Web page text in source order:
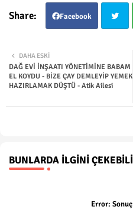
Facebook
ter
DAHA ESKI
DAĞ EVİ İNŞAATI YÖNETİMİNE BABAM
EL KOYDU - BİZE ÇAY DEMLEYİP YEMEK
HAZIRLAMAK DÜŞTÜ - Atik Ailesi
BUNLARDA İLGINI
Error: